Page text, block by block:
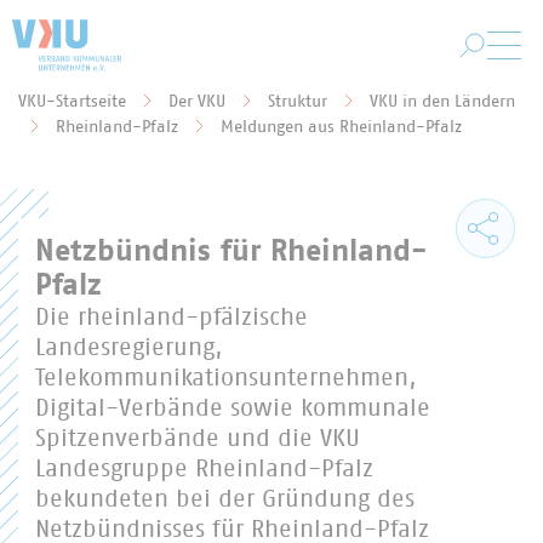
Sie befinden sich hier:
VKU-Startseite Der VKU Struktur
VKU in den Ländern
Rheinland-Pfalz
Meldungen aus Rheinland-Pfalz
Netzbündnis für Rheinland-
Pfalz
Die rheinland-pfälzische
Landesregierung,
Telekommunikationsunternehmen,
Digital-Verbände sowie kommunale
Spitzenverbände und die VKU
Landesgruppe Rheinland-Pfalz
bekundeten bei der Gründung des
Netzbündnisses für Rheinland-Pfalz